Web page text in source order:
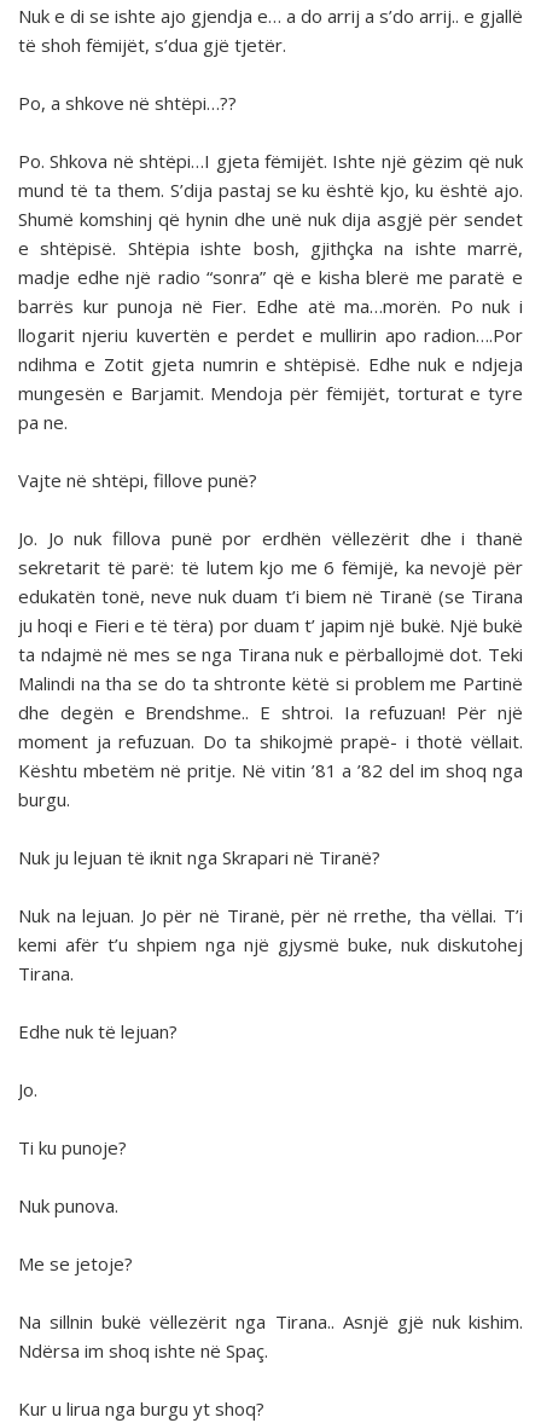
Nuk e di se ishte ajo gjendja e… a do arrij a s’do arrij.. e gjallë
të shoh fëmijët, s’dua gjë tjetër.
Po, a shkove në shtëpi…??
Po. Shkova në shtëpi…I gjeta fëmijët. Ishte një gëzim që nuk
mund të ta them. S’dija pastaj se ku është kjo, ku është ajo.
Shumë komshinj që hynin dhe unë nuk dija asgjë për sendet
e shtëpisë. Shtëpia ishte bosh, gjithçka na ishte marrë,
madje edhe një radio “sonra” që e kisha blerë me paratë e
barrës kur punoja në Fier. Edhe atë ma…morën. Po nuk i
llogarit njeriu kuvertën e perdet e mullirin apo radion….Por
ndihma e Zotit gjeta numrin e shtëpisë. Edhe nuk e ndjeja
mungesën e Barjamit. Mendoja për fëmijët, torturat e tyre
pa ne.
Vajte në shtëpi, fillove punë?
Jo. Jo nuk fillova punë por erdhën vëllezërit dhe i thanë
sekretarit të parë: të lutem kjo me 6 fëmijë, ka nevojë për
edukatën tonë, neve nuk duam t’i biem në Tiranë (se Tirana
ju hoqi e Fieri e të tëra) por duam t’ japim një bukë. Një bukë
ta ndajmë në mes se nga Tirana nuk e përballojmë dot. Teki
Malindi na tha se do ta shtronte këtë si problem me Partinë
dhe degën e Brendshme.. E shtroi. Ia refuzuan! Për një
moment ja refuzuan. Do ta shikojmë prapë- i thotë vëllait.
Kështu mbetëm në pritje. Në vitin ’81 a ’82 del im shoq nga
burgu.
Nuk ju lejuan të iknit nga Skrapari në Tiranë?
Nuk na lejuan. Jo për në Tiranë, për në rrethe, tha vëllai. T’i
kemi afër t’u shpiem nga një gjysmë buke, nuk diskutohej
Tirana.
Edhe nuk të lejuan?
Jo.
Ti ku punoje?
Nuk punova.
Me se jetoje?
Na sillnin bukë vëllezërit nga Tirana.. Asnjë gjë nuk kishim.
Ndërsa im shoq ishte në Spaç.
Kur u lirua nga burgu yt shoq?